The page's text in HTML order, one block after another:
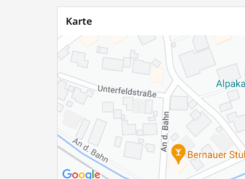
Kinder bis 12 Jahre nur in Begleitung eines
Eine Anmeldung ist unbedingt telefonisch
Lenz´n Hof
Familie Hogger
Baumannstr. 9 a
83233 Bernau am Chiemsee
Tel.: 0160-941 899 03
Hinweis
: Telefonische Anmeldung erforderlich
Bei kurzfristiger Stornierung (24h vorher) und
Weitere Infos als PDF
Karte